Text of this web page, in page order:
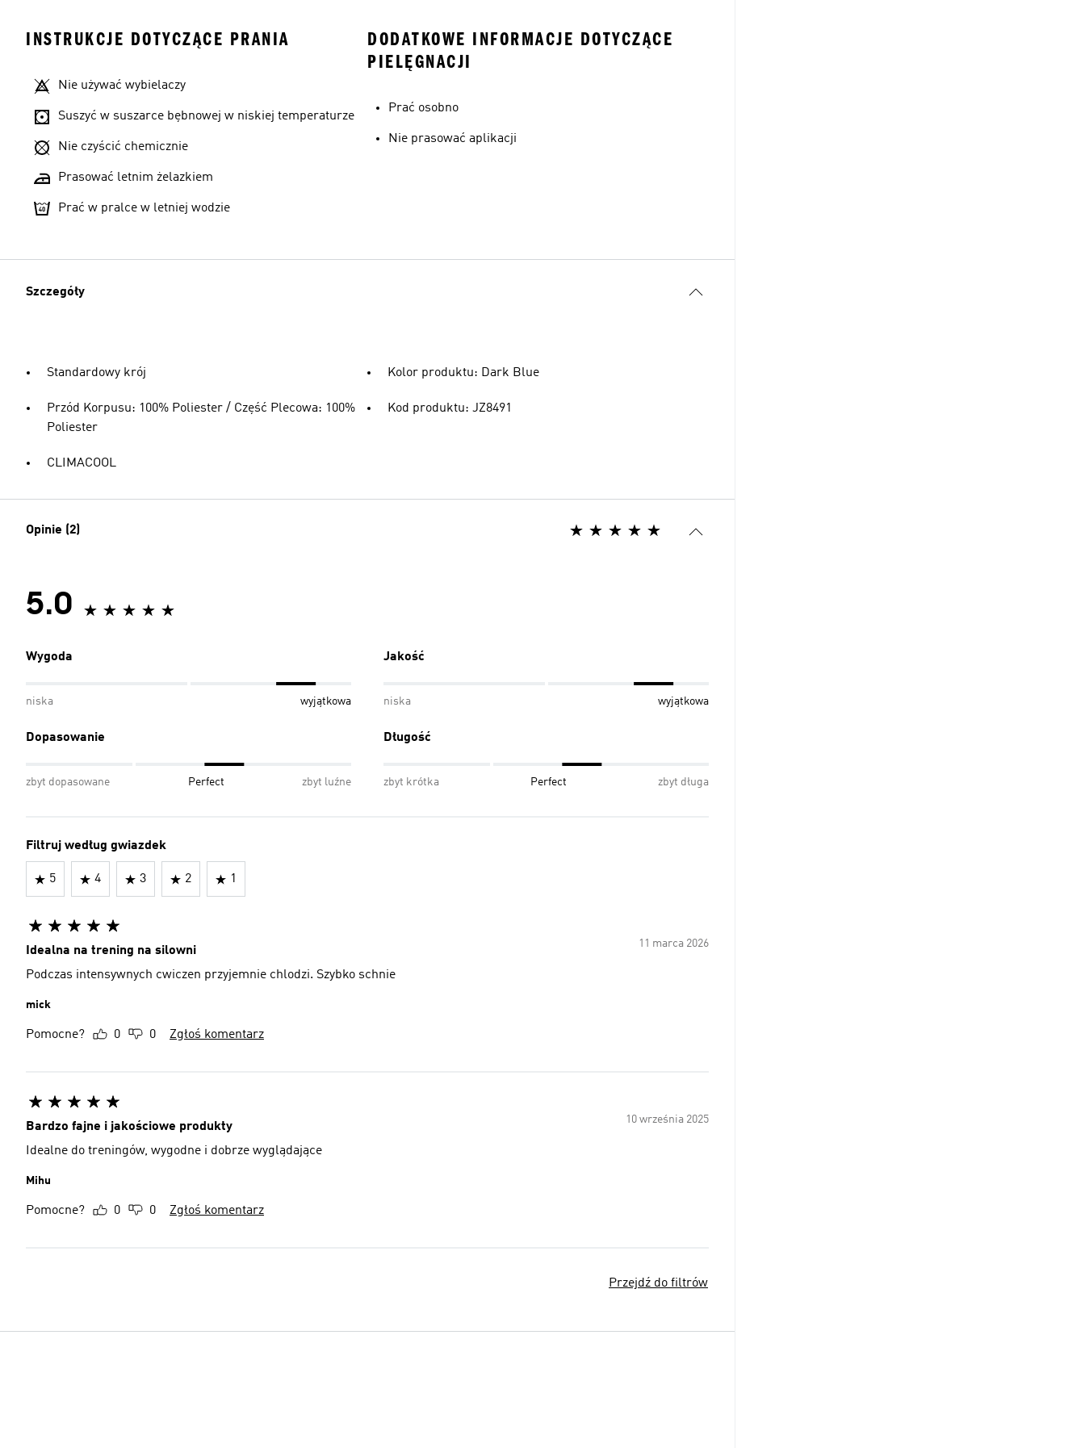
INSTRUKCJE DOTYCZĄCE PRANIA
Nie używać wybielaczy
Suszyć w suszarce bębnowej w niskiej temperaturze
Nie czyścić chemicznie
Prasować letnim żelazkiem
Prać w pralce w letniej wodzie
DODATKOWE INFORMACJE DOTYCZĄCE
PIELĘGNACJI
Prać osobno
Nie prasować aplikacji
Szczegóły
Standardowy krój
Przód Korpusu: 100% Poliester / Część Plecowa: 100%
Poliester
CLIMACOOL
Kolor produktu: Dark Blue
Kod produktu: JZ8491
Opinie (2)
5.0
Wygoda
niska wyjątkowa
Jakość
niska wyjątkowa
Dopasowanie
zbyt dopasowane Perfect zbyt luźne
Długość
zbyt krótka Perfect zbyt długa
Filtruj według gwiazdek
5 4 3 2 1
11 marca 2026
Idealna na trening na silowni
Podczas intensywnych cwiczen przyjemnie chlodzi. Szybko schnie
mick
Pomocne? 0 0 Zgłoś komentarz
10 września 2025
Bardzo fajne i jakościowe produkty
Idealne do treningów, wygodne i dobrze wyglądające
Mihu
Pomocne? 0 0 Zgłoś komentarz
Przejdź do filtrów